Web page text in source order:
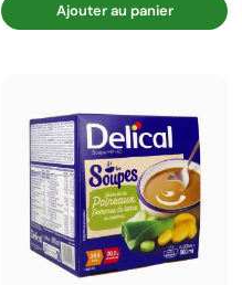
Ajouter au panier